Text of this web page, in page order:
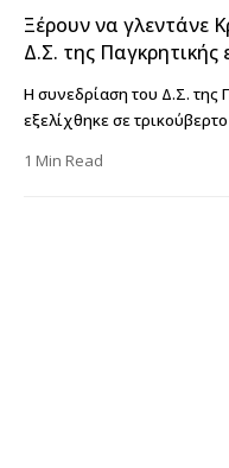
Ξέρουν να γλεντάνε
Δ.Σ. της Παγκρητικής
Η συνεδρίαση του Δ.Σ. της
εξελίχθηκε σε
1 Min Read